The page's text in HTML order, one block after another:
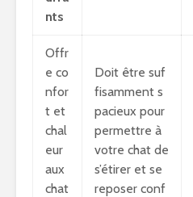
nts
Offr
e co
nfor
t et
chal
eur
aux
chat
Doit être suf
fisamment s
pacieux pour
permettre à
votre chat de
s’étirer et se
reposer conf